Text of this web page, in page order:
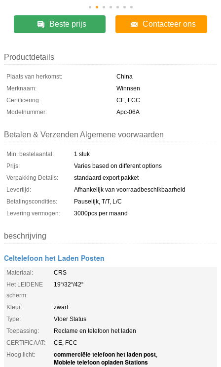
Beste prijs Contacteer ons
Productdetails
Plaats van herkomst:
China
Merknaam:
Winnsen
Certificering:
CE, FCC
Modelnummer:
Apc-06A
Betalen & Verzenden Algemene voorwaarden
Min. bestelaantal:
1 stuk
Prijs:
Varies based on different options
Verpakking Details:
standaard export pakket
Levertijd:
Afhankelijk van voorraadbeschikbaarheid
Betalingscondities:
Pauselijk, T/T, L/C
Levering vermogen:
3000pcs per maand
beschrijving
Celtelefoon het Laden Posten
Materiaal:
CRS
Het LEIDENE
scherm:
19“/32“/42“
Kleur:
zwart
Type:
Vloer Status
Toepassing:
Reclame en telefoon het laden
CERTIFICAAT:
CE, FCC
Hoog licht:
commerciële telefoon het laden post,
Mobiele telefoon opladen Stations